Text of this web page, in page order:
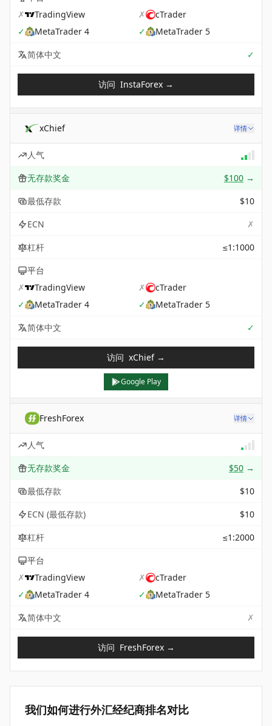
✗
TradingView ✗
cTrader
✓
MetaTrader 4 ✓
MetaTrader 5
简体中文
✓
访问 InstaForex →
xChief 详情
人气
无存款奖金
$100 →
最低存款
$10
ECN
✗
杠杆
≤1:1000
平台
✗
TradingView ✗
cTrader
✓
MetaTrader 4 ✓
MetaTrader 5
简体中文
✓
访问 xChief→
Google Play
FreshForex 详情
人气
无存款奖金
$50 →
最低存款
$10
ECN (最低存款)
$10
杠杆
≤1:2000
平台
✗
TradingView ✗
cTrader
✓
MetaTrader 4 ✓
MetaTrader 5
简体中文
✗
访问 FreshForex→
我们如何进行外汇经纪商排名对比